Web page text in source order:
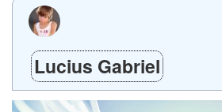
Lucius Gabriel